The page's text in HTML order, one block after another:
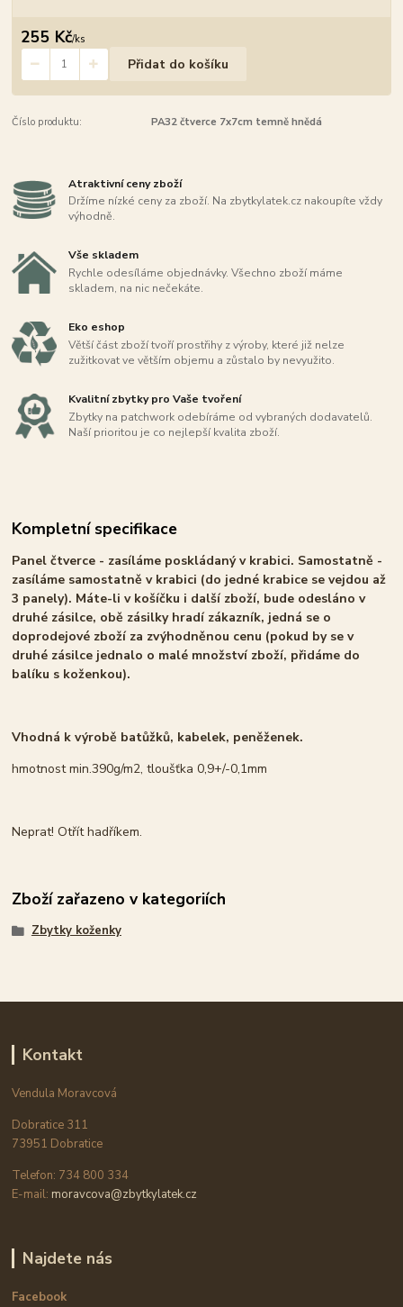
255 Kč/ks
Přidat do košíku
Číslo produktu: PA32 čtverce 7x7cm temně hnědá
Atraktivní ceny zboží
Držíme nízké ceny za zboží. Na zbytkylatek.cz nakoupíte vždy
výhodně.
Vše skladem
Rychle odesíláme objednávky. Všechno zboží máme
skladem, na nic nečekáte.
Eko eshop
Větší část zboží tvoří prostřihy z výroby, které již nelze
zužitkovat ve větším objemu a zůstalo by nevyužito.
Kvalitní zbytky pro Vaše tvoření
Zbytky na patchwork odebíráme od vybraných dodavatelů.
Naší prioritou je co nejlepší kvalita zboží.
Kompletní specifikace
Panel čtverce - zasíláme poskládaný v krabici. Samostatně -
zasíláme samostatně v krabici (do jedné krabice se vejdou až
3 panely). Máte-li v košíčku i další zboží, bude odesláno v
druhé zásilce, obě zásilky hradí zákazník, jedná se o
doprodejové zboží za zvýhodněnou cenu (pokud by se v
druhé zásilce jednalo o malé množství zboží, přidáme do
balíku s koženkou).
Vhodná k výrobě batůžků, kabelek, peněženek.
hmotnost min.390g/m2, tloušťka 0,9+/-0,1mm
Neprat! Otřít hadříkem.
Zboží zařazeno v kategoriích
Zbytky koženky
Kontakt
Vendula Moravcová
Dobratice 311
73951 Dobratice
Telefon: 734 800 334
E-mail: moravcova@zbytkylatek.cz
Najdete nás
Facebook